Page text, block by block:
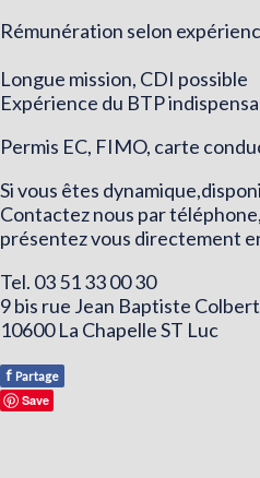
Rémunération selon
Longue mission, CDI possible
Expérience du BTP
Permis EC, FIMO, carte
Si vous êtes
Contactez nous par
présentez vous directement
Tel. 03 51 33 00 30
9 bis rue Jean Baptiste Colbert
10600 La Chapelle ST Luc
f Partage
Save